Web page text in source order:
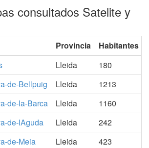
consultados Satelite y
Provincia
Habitantes
Lleida
180
de-Bellpuig
Lleida
1213
de-la-Barca
Lleida
1160
de-lAguda
Lleida
242
de-Meia
Lleida
423